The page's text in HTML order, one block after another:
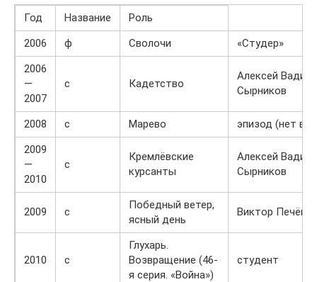
Год Название
Роль
2006
ф Сволочи
«Студер»
2006
—
2007
с Кадетство
Алексей
Сырников
2008 с Марево
эпизод (нет в
2009
—
2010
с
Кремлёвские
курсанты
Алексей
Сырников
2009 с
Победный ветер,
ясный день
Виктор
2010 с
Глухарь.
Возвращение (46-
я серия. «Война»)
студент